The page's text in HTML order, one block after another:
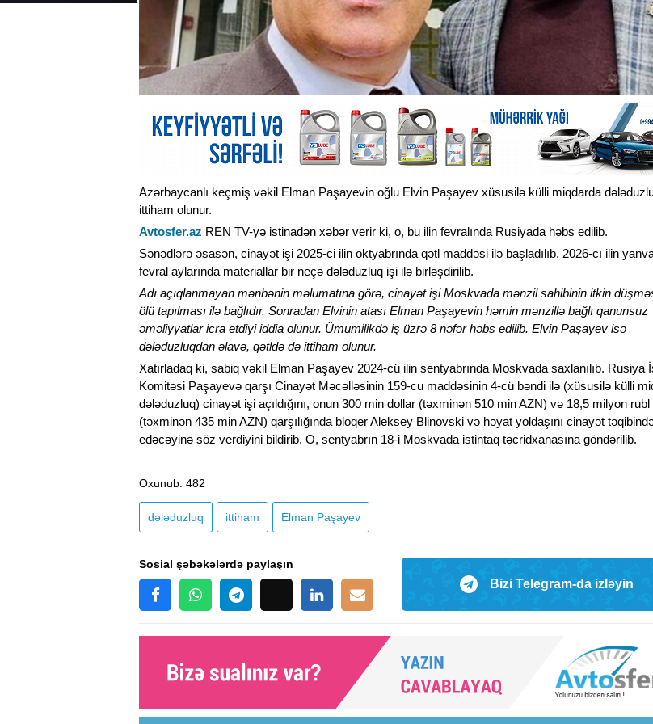
Azərbaycanlı keçmiş vəkil Elman Paşayevin oğlu Elvin Paşayev xüsusilə külli miqdarda
ittiham olunur.
Avtosfer.az REN TV-yə istinadən xəbər verir ki, o, bu ilin fevralında Rusiyada həbs edilib.
Sənədlərə əsasən, cinayət işi 2025-ci ilin oktyabrında qətl maddəsi ilə başladılıb. 2026-cı ilin
fevral aylarında materiallar bir neçə dələduzluq işi ilə birləşdirilib.
Adı açıqlanmayan mənbənin məlumatına görə, cinayət işi Moskvada mənzil sahibinin itkin
ölü tapılması ilə bağlıdır. Sonradan Elvinin atası Elman Paşayevin həmin mənzillə bağlı qanunsuz
əməliyyatlar icra etdiyi iddia olunur. Ümumilikdə iş üzrə 8 nəfər həbs edilib. Elvin Paşayev isə
dələduzluqdan əlavə, qətldə də ittiham olunur.
Xatırladaq ki, sabiq vəkil Elman Paşayev 2024-cü ilin sentyabrında Moskvada saxlanılıb. Rusiya
Komitəsi Paşayevə qarşı Cinayət Məcəlləsinin 159-cu maddəsinin 4-cü bəndi ilə (xüsusilə külli
dələduzluq) cinayət işi açıldığını, onun 300 min dollar (təxminən 510 min AZN) və 18,5 milyon rubl
(təxminən 435 min AZN) qarşılığında bloqer Aleksey Blinovski və həyat yoldaşını cinayət
edəcəyinə söz verdiyini bildirib. O, sentyabrın 18-i Moskvada istintaq təcridxanasına göndərilib.
Oxunub: 482
dələduzluq ittiham Elman Paşayev
Sosial şəbəkələrdə paylaşın
Bizi Telegram-da izləyin